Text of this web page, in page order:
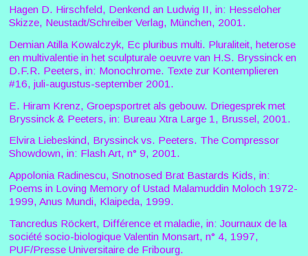
Hagen D. Hirschfeld, Denkend an Ludwig II, in: Hesseloher
Skizze, Neustadt/Schreiber Verlag, München, 2001.
Demian Atilla Kowalczyk, Ec pluribus multi. Pluraliteit, heterose
en multivalentie in het sculpturale oeuvre van H.S. Bryssinck en
D.F.R. Peeters, in: Monochrome. Texte zur Kontemplieren
#16, juli-augustus-september 2001.
E. Hiram Krenz, Groepsportret als gebouw. Driegesprek met
Bryssinck & Peeters, in: Bureau Xtra Large 1, Brussel, 2001.
Elvira Liebeskind, Bryssinck vs. Peeters. The Compressor
Showdown, in: Flash Art, n° 9, 2001.
Appolonia Radinescu, Snotnosed Brat Bastards Kids, in:
Poems in Loving Memory of Ustad Malamuddin Moloch 1972-
1999, Anus Mundi, Klaipeda, 1999.
Tancredus Röckert, Différence et maladie, in: Journaux de la
société socio-biologique Valentin Monsart, n° 4, 1997,
PUF/Presse Universitaire de Fribourg.